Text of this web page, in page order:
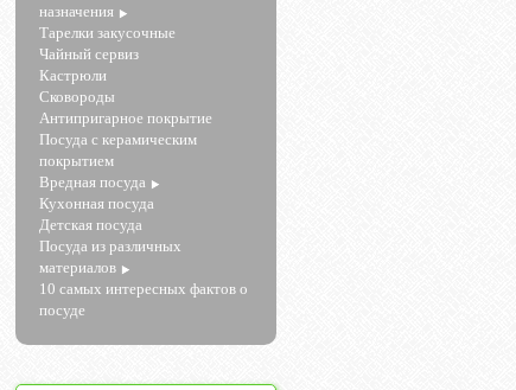
назначения
Тарелки закусочные
Чайный сервиз
Кастрюли
Сковороды
Антипригарное покрытие
Посуда с керамическим
покрытием
Вредная посуда
Кухонная посуда
Детская посуда
Посуда из различных
материалов
10 самых интересных фактов о
посуде